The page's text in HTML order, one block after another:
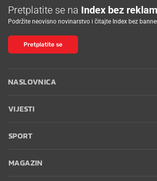
Pretplatite se na Index bez
Podržite neovisno novinarstvo i čitajte Index bez
Pretplatite se
NASLOVNICA
VIJESTI
SPORT
MAGAZIN